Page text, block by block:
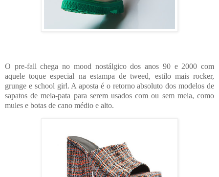
O pre-fall chega no mood nostálgico dos anos 90 e 2000 com
aquele toque especial na estampa de tweed, estilo mais rocker,
grunge e school girl. A aposta é o retorno absoluto dos modelos de
sapatos de meia-pata para serem usados com ou sem meia, como
mules e botas de cano médio e alto.